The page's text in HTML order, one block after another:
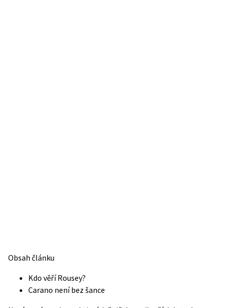
Obsah článku
Kdo věří Rousey?
Carano není bez šance